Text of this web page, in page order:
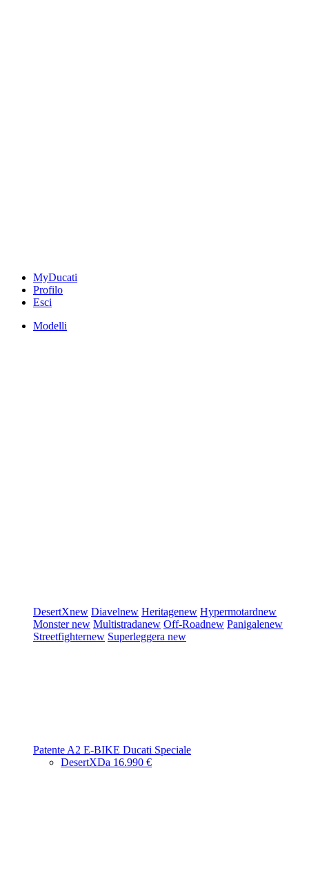
MyDucati
Profilo
Esci
Modelli
DesertXnew Diavelnew Heritagenew Hypermotardnew
Monsternew Multistradanew Off-Roadnew Panigalenew
Streetfighternew Superleggera new
Patente A2 E-BIKE Ducati Speciale
DesertXDa 16.990 €